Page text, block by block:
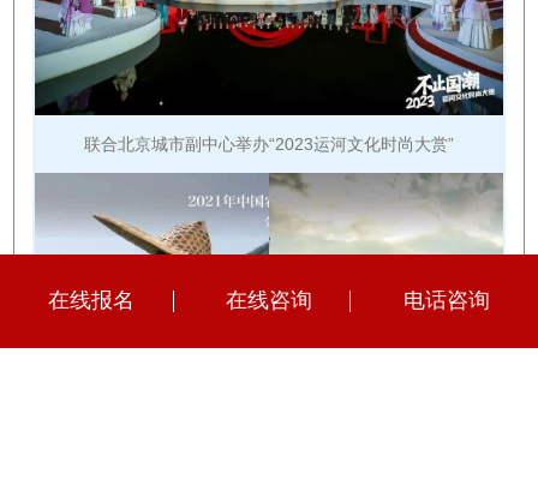
联合北京城市副中心举办“2023运河文化时尚大赏”
在线报名 在线咨询 电话咨询